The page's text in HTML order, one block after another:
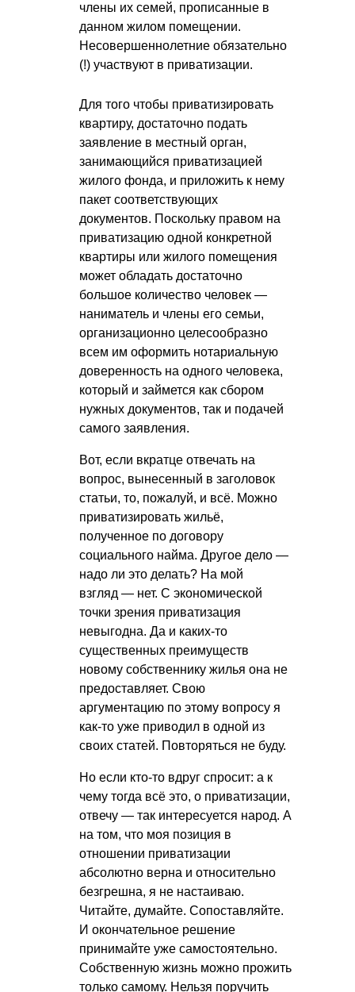
члены их семей, прописанные в
данном жилом помещении.
Несовершеннолетние обязательно
(!) участвуют в приватизации.
Для того чтобы приватизировать
квартиру, достаточно подать
заявление в местный орган,
занимающийся приватизацией
жилого фонда, и приложить к нему
пакет соответствующих
документов. Поскольку правом на
приватизацию одной конкретной
квартиры или жилого помещения
может обладать достаточно
большое количество человек —
наниматель и члены его семьи,
организационно целесообразно
всем им оформить нотариальную
доверенность на одного человека,
который и займется как сбором
нужных документов, так и подачей
самого заявления.
Вот, если вкратце отвечать на
вопрос, вынесенный в заголовок
статьи, то, пожалуй, и всё. Можно
приватизировать жильё,
полученное по договору
социального найма. Другое дело —
надо ли это делать? На мой
взгляд — нет. С экономической
точки зрения приватизация
невыгодна. Да и каких-то
существенных преимуществ
новому собственнику жилья она не
предоставляет. Свою
аргументацию по этому вопросу я
как-то уже приводил в одной из
своих статей. Повторяться не буду.
Но если кто-то вдруг спросит: а к
чему тогда всё это, о приватизации,
отвечу — так интересуется народ. А
на том, что моя позиция в
отношении приватизации
абсолютно верна и относительно
безгрешна, я не настаиваю.
Читайте, думайте. Сопоставляйте.
И окончательное решение
принимайте уже самостоятельно.
Собственную жизнь можно прожить
только самому. Нельзя поручить